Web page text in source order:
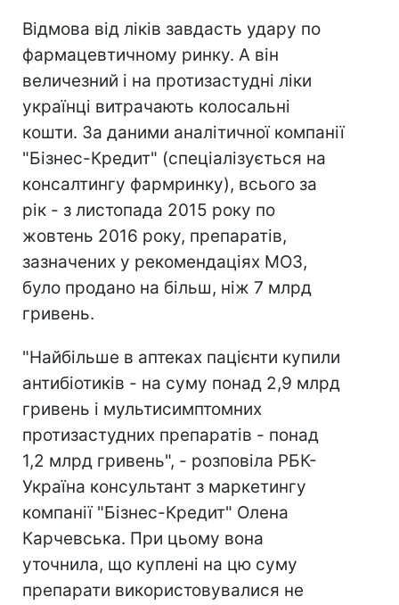
Відмова від ліків завдасть удару по
фармацевтичному ринку. А він
величезний і на протизастудні ліки
українці витрачають колосальні
кошти. За даними аналітичної компанії
"Бізнес-Кредит" (спеціалізується на
консалтингу фармринку), всього за
рік - з листопада 2015 року по
жовтень 2016 року, препаратів,
зазначених у рекомендаціях МОЗ,
було продано на більш, ніж 7 млрд
гривень.
"Найбільше в аптеках пацієнти купили
антибіотиків - на суму понад 2,9 млрд
гривень і мультисимптомних
протизастудних препаратів - понад
1,2 млрд гривень", - розповіла РБК-
Україна консультант з маркетингу
компанії "Бізнес-Кредит" Олена
Карчевська. При цьому вона
уточнила, що куплені на цю суму
препарати використовувалися не